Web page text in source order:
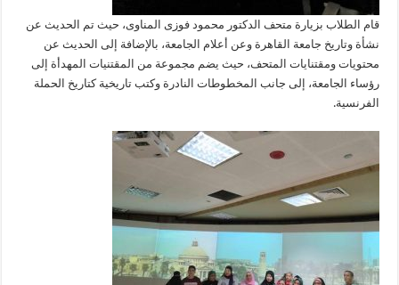
قام الطلاب بزيارة متحف الدكتور محمود فوزى المناوى، حيث تم الحديث عن
نشأة وتاريخ جامعة القاهرة وعن أعلام الجامعة، بالإضافة إلى الحديث عن
محتويات ومقتنايات المتحف، حيث يضم مجموعة من المقتنيات المهدأة إلى
رؤساء الجامعة، إلى جانب المخطوطات النادرة وكتب تاريخية كتاريخ الحملة
الفرنسية.